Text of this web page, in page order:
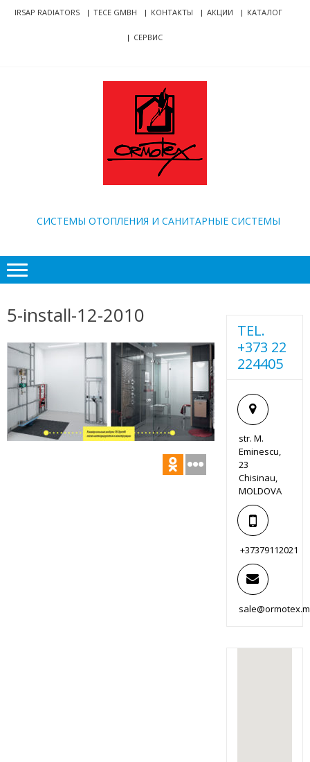
Skip
SkipIRSAP RADIATORS TECE GMBH КОНТАКТЫ АКЦИИ КАТАЛОГ
СЕРВИС
CИСТЕМЫ ОТОПЛЕНИЯ И САНИТАРНЫЕ СИСТЕМЫ
5-install-12-2010
TEL.
+373 22
224405
str. M.
Eminescu,
23
Chisinau,
MOLDOVA
+37379112021